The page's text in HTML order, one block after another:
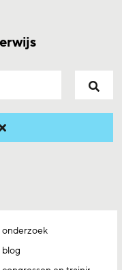
onderzoek
blog